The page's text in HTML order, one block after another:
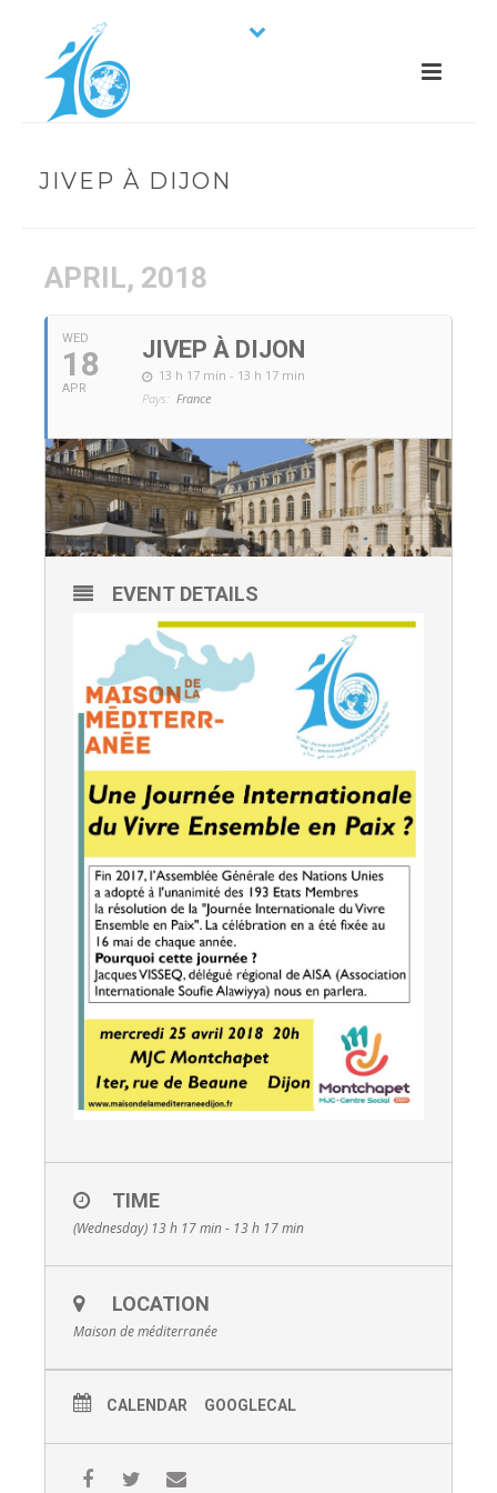
JIVEP À DIJON
APRIL, 2018
WED
18
APR
JIVEP À DIJON
13 h 17 min - 13 h 17 min
Pays: France
EVENT DETAILS
TIME
(Wednesday) 13 h 17 min - 13 h 17 min
LOCATION
Maison de méditerranée
CALENDAR GOOGLECAL